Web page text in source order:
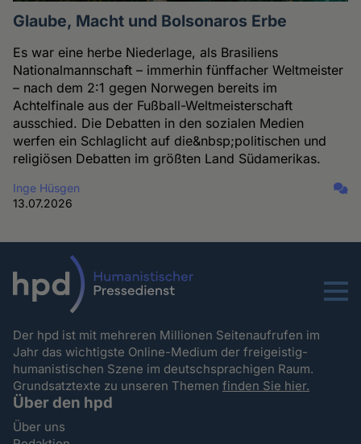
Glaube, Macht und Bolsonaros Erbe
Es war eine herbe Niederlage, als Brasiliens
Nationalmannschaft – immerhin fünffacher Weltmeister
– nach dem 2:1 gegen Norwegen bereits im
Achtelfinale aus der Fußball-Weltmeisterschaft
ausschied. Die Debatten in den sozialen Medien
werfen ein Schlaglicht auf die&nbsp;politischen und
religiösen Debatten im größten Land Südamerikas.
Inge Hüsgen
13.07.2026
Menu
Der hpd ist mit mehreren Millionen Seitenaufrufen im
Jahr das wichtigste Online-Medium der freigeistig-
humanistischen Szene im deutschsprachigen Raum.
Grundsatztexte zu unseren Themenfinden Sie hier.
Über den hpd
Über uns